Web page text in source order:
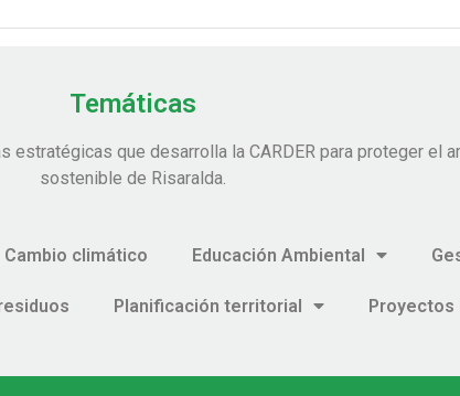
Temáticas
que desarrolla la CARDER para proteger el
sostenible de Risaralda.
Cambio climático Educación Ambiental
Planificación territorial Proyectos